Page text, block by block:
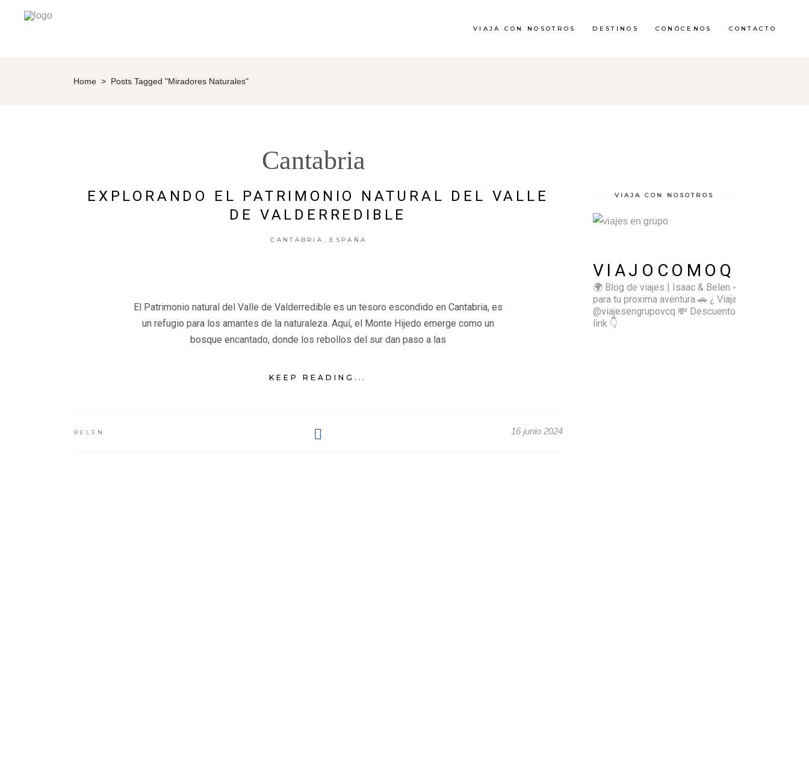
VIAJA CON NOSOTROS DESTINOS CONÓCENOS CONTACTO
Home > Posts Tagged "Miradores Naturales"
Cantabria
EXPLORANDO EL PATRIMONIO NATURAL DEL VALLE
DE VALDERREDIBLE
CANTABRIA ESPAÑA
El Patrimonio natural del Valle de Valderredible es un tesoro escondido en Cantabria, es
un refugio para los amantes de la naturaleza. Aquí, el Monte Hijedo emerge como un
bosque encantado, donde los rebollos del sur dan paso a las
KEEP READING...
BELEN 16 junio 2024
VIAJA CON NOSOTROS
VIAJOCOMOQUIERO
🌍 Blog de viajes | Isaac & Belen ✈️ Inspírate
para tu proxima aventura 🚗 ¿ Viajas sol@? 👉🏻
@viajesengrupovcq 💸 Descuentos y tips en el
link 👇